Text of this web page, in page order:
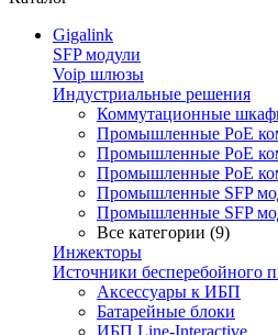
Gigalink
SFP модули
Voip шлюзы
Индустриальные решения
Коммутационные
Промышленные PoE
Промышленные PoE
Промышленные PoE
Промышленные SFP
Промышленные SFP
Все категории (9)
Инжекторы
Источники бесперебойного
Аксессуары к ИБП
Батарейные блоки
ИБП Line-Interactive